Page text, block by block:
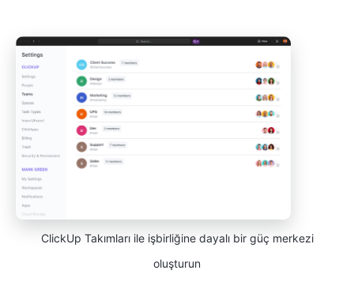
ClickUp Takımları ile işbirliğine dayalı bir güç merkezi
oluşturun